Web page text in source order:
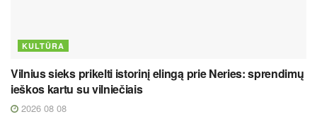
KULTŪRA
Vilnius sieks prikelti istorinį elingą prie Neries: sprendimų
ieškos kartu su vilniečiais
2026 08 08